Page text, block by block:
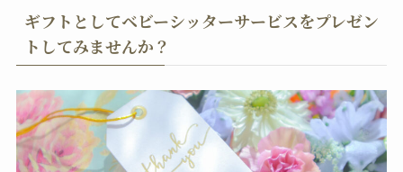
ギフトとしてベビーシッターサービスをプレゼン
トしてみませんか？